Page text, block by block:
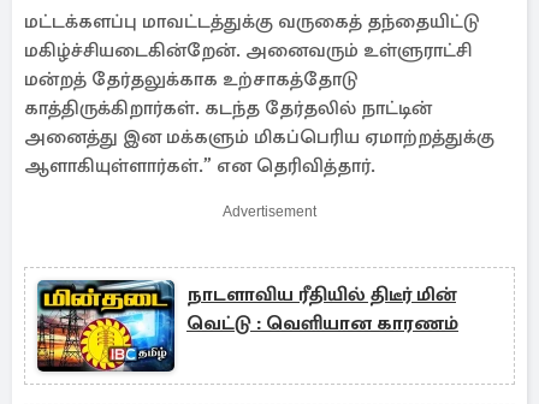
மட்டக்களப்பு மாவட்டத்துக்கு வருகைத் தந்தையிட்டு
மகிழ்ச்சியடைகின்றேன். அனைவரும் உள்ளுராட்சி
மன்றத் தேர்தலுக்காக உற்சாகத்தோடு
காத்திருக்கிறார்கள். கடந்த தேர்தலில் நாட்டின்
அனைத்து இன மக்களும் மிகப்பெரிய ஏமாற்றத்துக்கு
ஆளாகியுள்ளார்கள்.” என தெரிவித்தார்.
Advertisement
நாடளாவிய ரீதியில் திடீர் மின்
வெட்டு : வெளியான காரணம்